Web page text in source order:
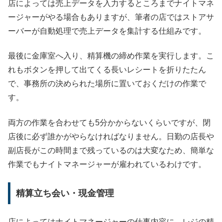
店によっては売上データを入力するところまでナイトマネ
ージャーがやる場合もありますが、筆者の店ではストアサ
ーバーが自動処理で売上データを集計する仕組みです。
最後に金庫室へ入り、精算機の締め作業を実行します。こ
れもボタンを押して出てくる長いレシートを折りたたん
で、事務所の決められた場所に置いておくだけの作業で
す。
両方の作業を合わせても5分かからないくらいですが、閉
店後に必ず誰かがやらなければなりません。日勤の店長や
副店長がこの時間まで残っているのは大変なため、簡単な
作業でもナイトマネージャーが雇われているわけです。
精算立ち会い・現金管理